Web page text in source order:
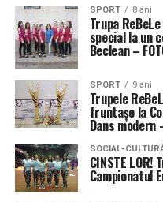
SPORT 8 ani
Trupa
special la un
Beclean –
SPORT 9 ani
Trupele
fruntașe la
Dans modern
SOCIAL-
CINSTE
Campionatul